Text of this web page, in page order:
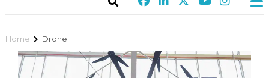
Home Drone